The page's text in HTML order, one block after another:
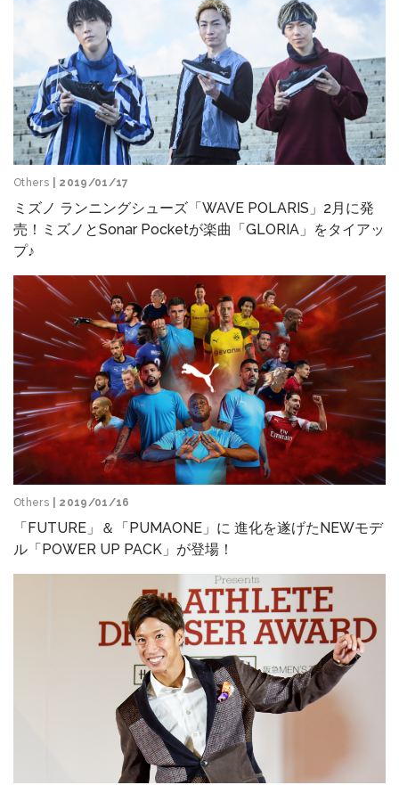
Others | 2019/01/17
ミズノ ランニングシューズ「WAVE POLARIS」2月に発
売！ミズノとSonar Pocketが楽曲「GLORIA」をタイアッ
プ♪
Others | 2019/01/16
「FUTURE」＆「PUMAONE」に 進化を遂げたNEWモデ
ル「POWER UP PACK」が登場！